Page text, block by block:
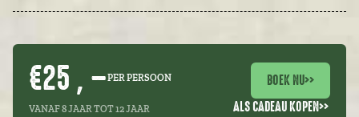
€25 , –PER PERSOON
VANAF 8 JAAR TOT 12 JAAR
BOEK NU>>
ALS CADEAU KOPEN>>